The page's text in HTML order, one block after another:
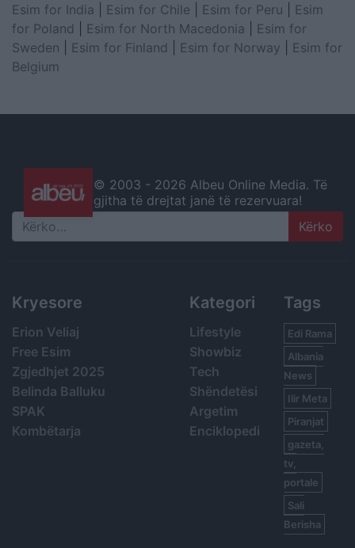
Esim for India
Esim for Chile Esim for Peru
Esim
for Poland
Esim for North Macedonia
Esim for
Sweden
Esim for Finland Esim for Norway
Esim for
Belgium
© 2003 - 2026 Albeu Online Media. Të
gjitha të drejtat janë të rezervuara!
Search
Kryesore
Erion Veliaj
Free Esim
Zgjedhjet 2025
Belinda Balluku
SPAK
Kombëtarja
Kategori
Lifestyle
Showbiz
Tech
Shëndetësi
Argetim
Enciklopedi
Tags
Edi Rama
Albania
News
Ilir Meta
Piranjat
gazeta,
tv,
portale
Sali
Berisha